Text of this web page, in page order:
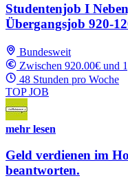
Studentenjob I
Übergangsjob 920-
Bundesweit
Zwischen 920.00€ und
48 Stunden pro Woche
TOP JOB
mehr lesen
Geld verdienen im
beantworten.